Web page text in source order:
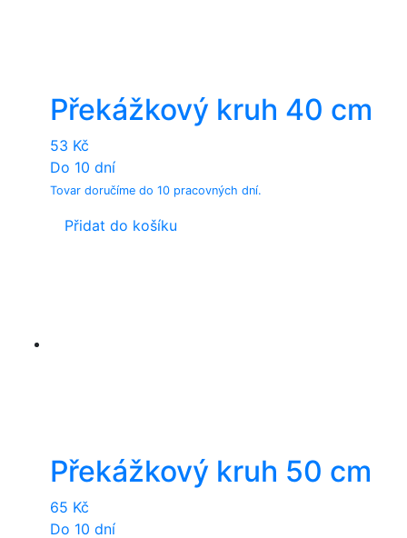
Překážkový kruh 40 cm
53 Kč
Do 10 dní
Tovar doručíme do 10 pracovných dní.
Přidat do košíku
Překážkový kruh 50 cm
65 Kč
Do 10 dní